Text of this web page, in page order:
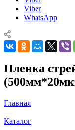
Viber
WhatsApp
Пленка
Главная
—
Каталог